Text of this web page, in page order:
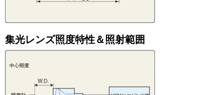
集光レンズ照度特性＆照射範囲